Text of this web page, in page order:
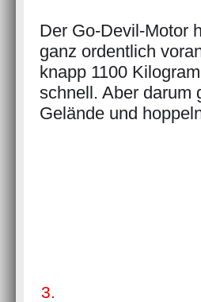
Der Go-Devil-Motor
ganz ordentlich
knapp 1100
schnell. Aber darum
Gelände und
3.